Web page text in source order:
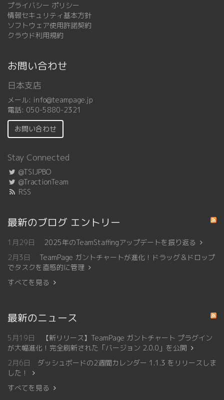
プライバシー ポリシー
情報セキュリティ基本方針
ソフトウェア使用許諾契約
クラウド利用規約
お問い合わせ
日本支店
メール: info@teampage.jp
電話: 050-5880-2321
お問い合わせ
Stay Connected
@TSIJPBO
@TractionTeam
RSS
最新のブログ エントリー
1月29日
2025年のTeamStaffingアップデートを振り返る
2月3日
TeamPage ガントチャートが進化！ドラッグ＆ドロップ
でタスクを直感的に管理
すべてを見る
最新のニュース
5月19日
【新リリース】TeamPage ガントチャート プラグイン
が大幅進化！完全刷新された「バージョン 2.0.0」を公開
2月6日
ダッシュボードの2週間カレンダー 1.1.3 をリリースしま
した！
すべてを見る